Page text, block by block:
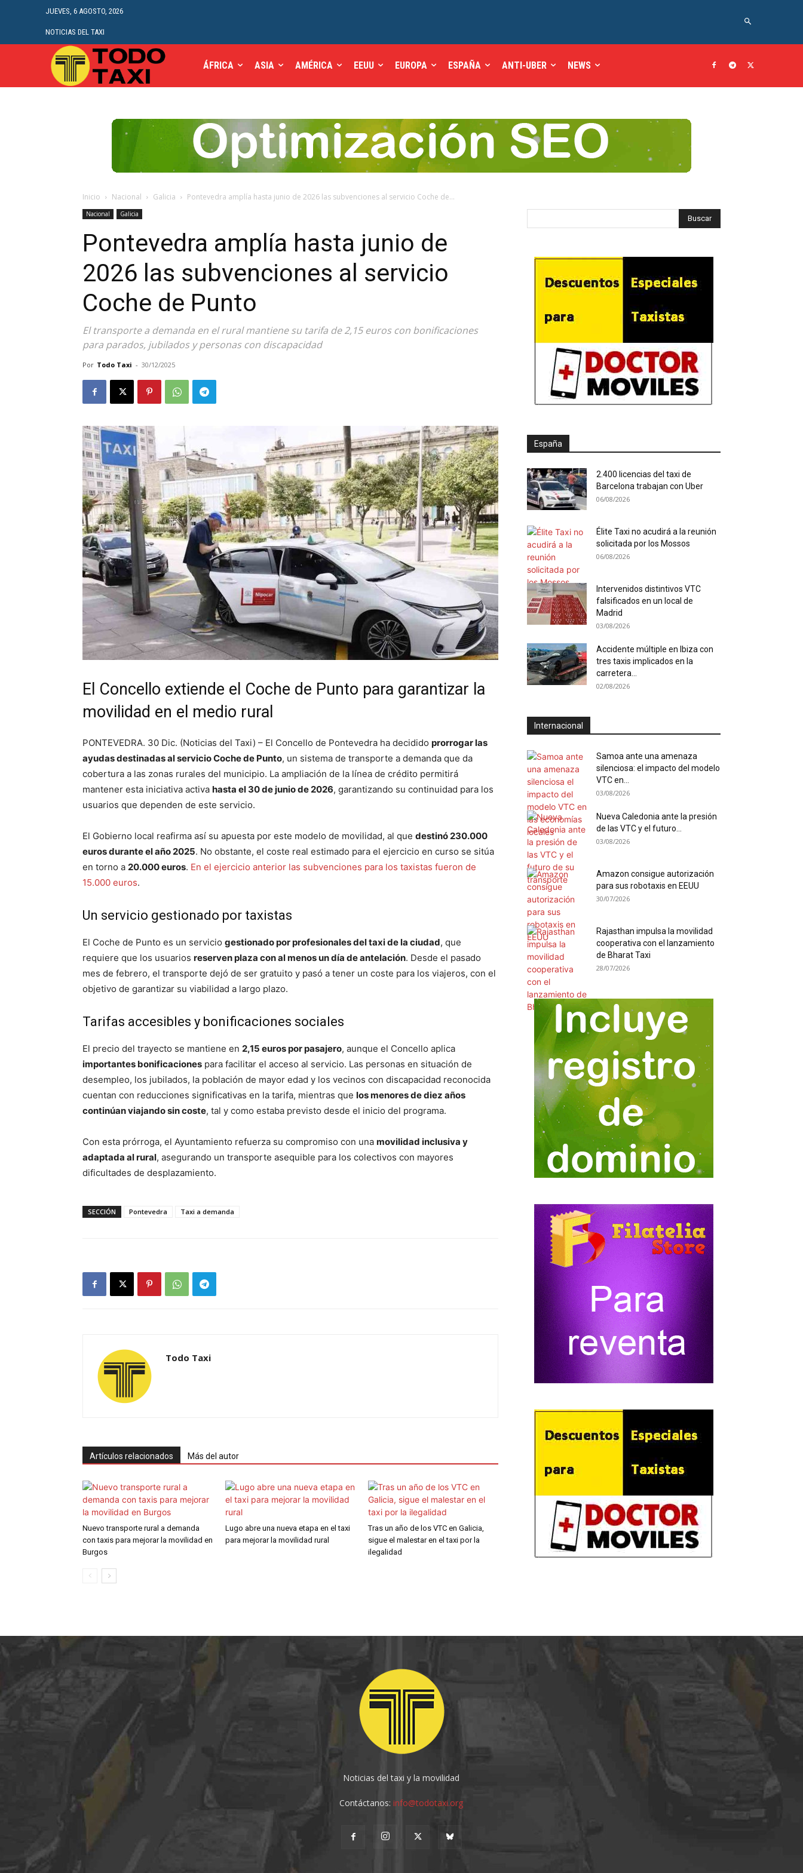
JUEVES, 6 AGOSTO, 2026
NOTICIAS DEL TAXI
ÁFRICA ASIA AMÉRICA EEUU EUROPA ESPAÑA ANTI-UBER NEWS
Inicio Nacional Galicia Pontevedra amplía hasta junio de 2026 las subvenciones al servicio Coche de...
Nacional Galicia
Pontevedra amplía hasta junio de
2026 las subvenciones al servicio
Coche de Punto
El transporte a demanda en el rural mantiene su tarifa de 2,15 euros con bonificaciones
para parados, jubilados y personas con discapacidad
Por Todo Taxi - 30/12/2025
El Concello extiende el Coche de Punto para garantizar la
movilidad en el medio rural
PONTEVEDRA. 30 Dic. (Noticias del Taxi) – El Concello de Pontevedra ha decidido prorrogar las
ayudas destinadas al servicio Coche de Punto, un sistema de transporte a demanda que da
cobertura a las zonas rurales del municipio. La ampliación de la línea de crédito permitirá
mantener esta iniciativa activa hasta el 30 de junio de 2026, garantizando su continuidad para los
usuarios que dependen de este servicio.
El Gobierno local reafirma así su apuesta por este modelo de movilidad, al que destinó 230.000
euros durante el año 2025. No obstante, el coste real estimado para el ejercicio en curso se sitúa
en torno a 20.000 euros. En el ejercicio anterior las subvenciones para los taxistas fueron de
15.000 euros.
Un servicio gestionado por taxistas
El Coche de Punto es un servicio gestionado por profesionales del taxi de la ciudad, que
requiere que los usuarios reserven plaza con al menos un día de antelación. Desde el pasado
mes de febrero, el transporte dejó de ser gratuito y pasó a tener un coste para los viajeros, con el
objetivo de garantizar su viabilidad a largo plazo.
Tarifas accesibles y bonificaciones sociales
El precio del trayecto se mantiene en 2,15 euros por pasajero, aunque el Concello aplica
importantes bonificaciones para facilitar el acceso al servicio. Las personas en situación de
desempleo, los jubilados, la población de mayor edad y los vecinos con discapacidad reconocida
cuentan con reducciones significativas en la tarifa, mientras que los menores de diez años
continúan viajando sin coste, tal y como estaba previsto desde el inicio del programa.
Con esta prórroga, el Ayuntamiento refuerza su compromiso con una movilidad inclusiva y
adaptada al rural, asegurando un transporte asequible para los colectivos con mayores
dificultades de desplazamiento.
SECCIÓN Pontevedra Taxi a demanda
Todo Taxi
Artículos relacionados Más del autor
Nuevo transporte rural a demanda
con taxis para mejorar la movilidad en
Burgos
Lugo abre una nueva etapa en el taxi
para mejorar la movilidad rural
Tras un año de los VTC en Galicia,
sigue el malestar en el taxi por la
ilegalidad
España
2.400 licencias del taxi de
Barcelona trabajan con Uber
06/08/2026
Élite Taxi no acudirá a la reunión
solicitada por los Mossos
06/08/2026
Intervenidos distintivos VTC
falsificados en un local de
Madrid
03/08/2026
Accidente múltiple en Ibiza con
tres taxis implicados en la
carretera...
02/08/2026
Internacional
Samoa ante una amenaza
silenciosa: el impacto del modelo
VTC en...
03/08/2026
Nueva Caledonia ante la presión
de las VTC y el futuro...
03/08/2026
Amazon consigue autorización
para sus robotaxis en EEUU
30/07/2026
Rajasthan impulsa la movilidad
cooperativa con el lanzamiento
de Bharat Taxi
28/07/2026
Noticias del taxi y la movilidad
Contáctanos:info@todotaxi.org